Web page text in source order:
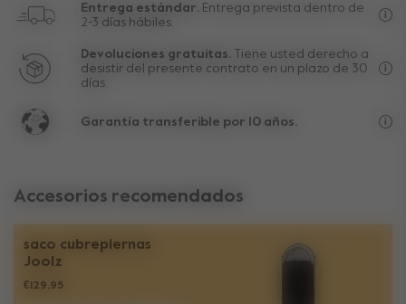
Entrega estándar. Entrega prevista dentro de
2-3 días hábiles.
Devoluciones gratuitas. Tiene usted derecho a
desistir del presente contrato en un plazo de 30
días.
Garantía transferible por 10 años.
Accesorios recomendados
saco cubrepiernas
Joolz
€129,95